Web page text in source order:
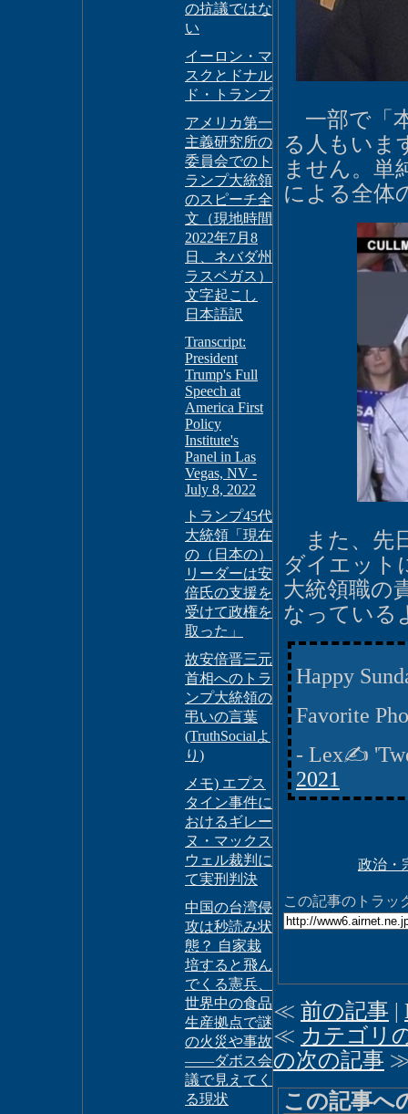
の抗議ではな
い
イーロン・マ
スクとドナル
ド・トランプ
アメリカ第一
主義研究所の
委員会でのト
ランプ大統領
のスピーチ全
文（現地時間
2022年7月8
日、ネバダ州
ラスベガス）
文字起こし
日本語訳
Transcript:
President
Trump's Full
Speech at
America First
Policy
Institute's
Panel in Las
Vegas, NV -
July 8, 2022
トランプ45代
大統領「現在
の（日本の）
リーダーは安
倍氏の支援を
受けて政権を
取った」
故安倍晋三元
首相へのトラ
ンプ大統領の
弔いの言葉
(TruthSocialよ
り)
メモ) エプス
タイン事件に
おけるギレー
ヌ・マックス
ウェル裁判に
て実刑判決
中国の台湾侵
攻は秒読み状
態？ 自家栽
培すると飛ん
でくる憲兵、
世界中の食品
生産拠点で謎
の火災や事故
――ダボス会
議で見えてく
る現状
一部で「
る人もいま
ません。単
による全体
また、先
ダイエット
大統領職の
なっている
Happy
Favorite
- Lex✍️
2021
政治・
この記事のトラッ
≪ 前の記事 |
≪ カテゴリ
の次の記事
この記事へ